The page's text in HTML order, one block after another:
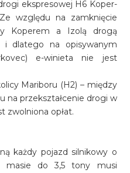
ekspresowej H6 Koper-
względu na zamknięcie
Koperem a Izolą drogą
i dlatego na opisywanym
e-winieta nie jest
Mariboru (H2) – między
na przekształcenie drogi w
zwolniona opłat.
każdy pojazd silnikowy o
masie do 3,5 tony musi